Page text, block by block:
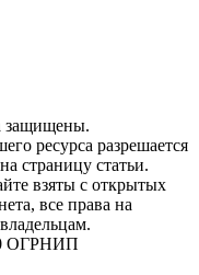
защищены.
ресурса разрешается
страницу статьи.
взяты с открытых
все права на
ОГРНИП